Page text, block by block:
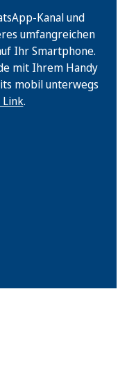
Kanal und
umfangreichen
Ihr Smartphone.
mit Ihrem Handy
mobil unterwegs
Link.